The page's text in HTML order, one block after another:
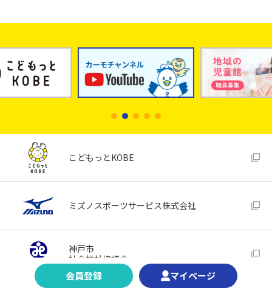
会員登録 マイページ
こどもっとKOBE
ミズノスポーツサービス株式会社
神戸市
社会福祉協議会